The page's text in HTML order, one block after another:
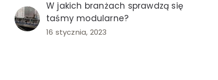
W jakich branżach sprawdzą się
taśmy modularne?
16 stycznia, 2023